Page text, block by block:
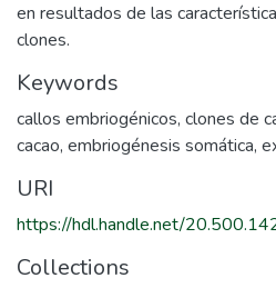
en resultados de las
clones.
Keywords
callos embriogénicos, clones de
cacao, embriogénesis somática,
URI
https://hdl.handle.net/
Collections